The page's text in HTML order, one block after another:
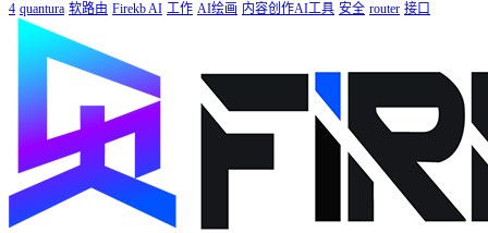
4 quantura 软路由 Firekb AI 工作 AI绘画 内容创作AI工具 安全 router 接口